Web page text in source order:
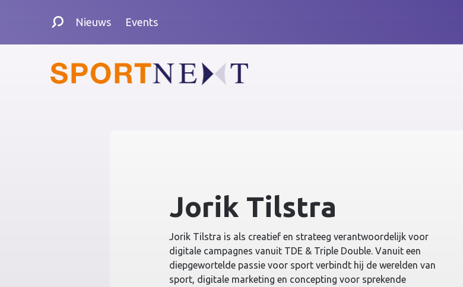
Nieuws Events
Jorik Tilstra
Jorik Tilstra is als creatief en strateeg verantwoordelijk voor
digitale campagnes vanuit TDE & Triple Double. Vanuit een
diepgewortelde passie voor sport verbindt hij de werelden van
sport, digitale marketing en concepting voor sprekende